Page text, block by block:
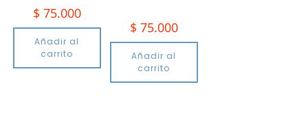
$ 75.000
Añadir al
carrito
$ 75.000
Añadir al
carrito